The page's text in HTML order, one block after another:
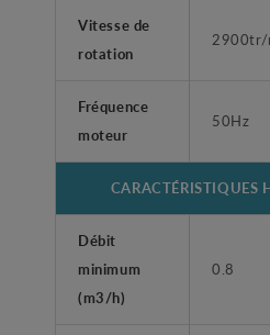
Vitesse de
rotation
2900tr/
Fréquence
moteur
50Hz
CARACTÉRISTIQUES
Débit
minimum
(m3/h)
0.8